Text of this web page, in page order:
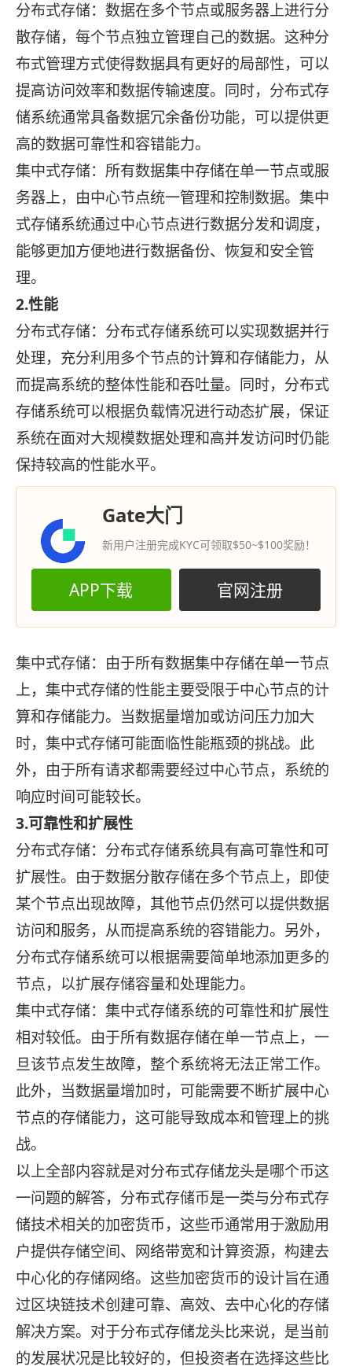
分布式存储：数据在多个节点或服务器上进行分
散存储，每个节点独立管理自己的数据。这种分
布式管理方式使得数据具有更好的局部性，可以
提高访问效率和数据传输速度。同时，分布式存
储系统通常具备数据冗余备份功能，可以提供更
高的数据可靠性和容错能力。
集中式存储：所有数据集中存储在单一节点或服
务器上，由中心节点统一管理和控制数据。集中
式存储系统通过中心节点进行数据分发和调度，
能够更加方便地进行数据备份、恢复和安全管
理。
2.性能
分布式存储：分布式存储系统可以实现数据并行
处理，充分利用多个节点的计算和存储能力，从
而提高系统的整体性能和吞吐量。同时，分布式
存储系统可以根据负载情况进行动态扩展，保证
系统在面对大规模数据处理和高并发访问时仍能
保持较高的性能水平。
Gate大门
新用户注册完成KYC可领取$50~$100奖励！
APP下载 官网注册
集中式存储：由于所有数据集中存储在单一节点
上，集中式存储的性能主要受限于中心节点的计
算和存储能力。当数据量增加或访问压力加大
时，集中式存储可能面临性能瓶颈的挑战。此
外，由于所有请求都需要经过中心节点，系统的
响应时间可能较长。
3.可靠性和扩展性
分布式存储：分布式存储系统具有高可靠性和可
扩展性。由于数据分散存储在多个节点上，即使
某个节点出现故障，其他节点仍然可以提供数据
访问和服务，从而提高系统的容错能力。另外，
分布式存储系统可以根据需要简单地添加更多的
节点，以扩展存储容量和处理能力。
集中式存储：集中式存储系统的可靠性和扩展性
相对较低。由于所有数据存储在单一节点上，一
旦该节点发生故障，整个系统将无法正常工作。
此外，当数据量增加时，可能需要不断扩展中心
节点的存储能力，这可能导致成本和管理上的挑
战。
以上全部内容就是对分布式存储龙头是哪个币这
一问题的解答，分布式存储币是一类与分布式存
储技术相关的加密货币，这些币通常用于激励用
户提供存储空间、网络带宽和计算资源，构建去
中心化的存储网络。这些加密货币的设计旨在通
过区块链技术创建可靠、高效、去中心化的存储
解决方案。对于分布式存储龙头比来说，是当前
的发展状况是比较好的，但投资者在选择这些比